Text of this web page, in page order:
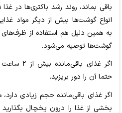
باقی بماند، روند رشد باکتری‌ها در
انواع گوشت‌ها بیش از دیگر مواد
به همین دلیل هم استفاده از ظرف‌های
گوشت‌ها توصیه می‌شود.
اگر غذای
حتما آن را دور بریزید.
اگر غذای باقی‌مانده حجم زیادی
بخشی از غذا را درون یخچال